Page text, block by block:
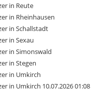
in Reute
in Rheinhausen
in Schallstadt
in Sexau
in Simonswald
in Stegen
in Umkirch
in Umkirch 10.07.2026 01:08